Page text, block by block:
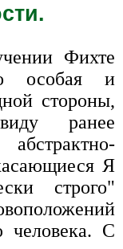
Фихте
особая и
стороны,
ранее
Я
строго"
человека. С